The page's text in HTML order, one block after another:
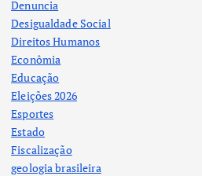
Denuncia
Desigualdade Social
Direitos Humanos
Econômia
Educação
Eleições 2026
Esportes
Estado
Fiscalização
geologia brasileira